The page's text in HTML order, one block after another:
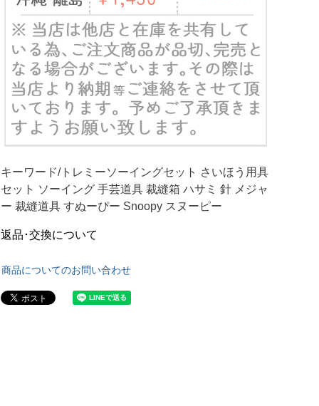
キーワード/トレミーソーイングセット さいほう用具
セット ソーイング 手芸道具 裁縫箱 ハサミ 針 メジャ
ー 裁縫道具 すぬーぴー Snoopy スヌーピー
返品･交換について
商品についてのお問い合わせ